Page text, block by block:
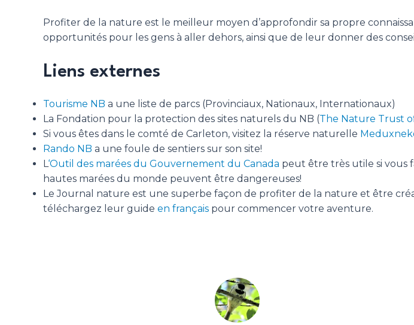
Profiter de la nature est le meilleur moyen d’approfondir sa propre
opportunités pour les gens à aller dehors, ainsi que de leur donner des
Liens externes
Tourisme NB a une liste de parcs (Provinciaux, Nationaux, Internationaux)
La Fondation pour la protection des sites naturels du NB (The Nature Trust
Si vous êtes dans le comté de Carleton, visitez la réserve naturelle
Rando NB a une foule de sentiers sur son site!
L ‘Outil des marées du Gouvernement du Canada peut être très utile si vous
hautes marées du monde peuvent être dangereuses!
Le Journal nature est une superbe façon de profiter de la nature et être
téléchargez leur guide en français pour commencer votre aventure.